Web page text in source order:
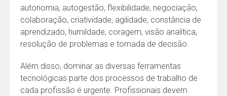
autonomia, autogestão, flexibilidade, negociação,
colaboração, criatividade, agilidade, constância de
aprendizado, humildade, coragem, visão analítica,
resolução de problemas e tomada de decisão.
Além disso, dominar as diversas ferramentas
tecnológicas parte dos processos de trabalho de
cada profissão é urgente. Profissionais devem